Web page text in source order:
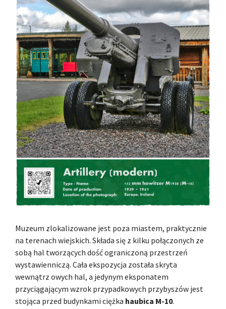
Muzeum zlokalizowane jest poza miastem, praktycznie
na terenach wiejskich. Składa się z kilku połączonych ze
sobą hal tworzących dość ograniczoną przestrzeń
wystawienniczą. Cała ekspozycja została skryta
wewnątrz owych hal, a jedynym eksponatem
przyciągającym wzrok przypadkowych przybyszów jest
stojąca przed budynkami ciężka haubica M-10.